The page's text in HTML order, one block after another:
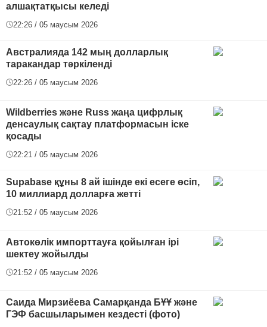
алшақтатқысы келеді
22:26 / 05 маусым 2026
Австралияда 142 мың долларлық
таракандар тәркіленді
22:26 / 05 маусым 2026
Wildberries және Russ жаңа цифрлық
денсаулық сақтау платформасын іске
қосады
22:21 / 05 маусым 2026
Supabase құны 8 ай ішінде екі есеге өсіп,
10 миллиард долларға жетті
21:52 / 05 маусым 2026
Автокөлік импорттауға қойылған ірі
шектеу жойылды
21:52 / 05 маусым 2026
Саида Мирзиёева Самарқанда БҰҰ және
ГЭФ басшыларымен кездесті (фото)